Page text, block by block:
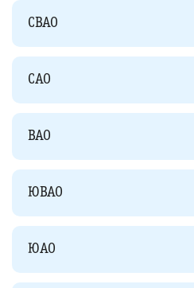
СВАО
САО
ВАО
ЮВАО
ЮАО